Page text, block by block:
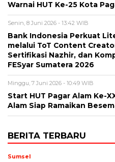
Warnai HUT Ke-25 Kota
Senin, 8 Juni 2026 - 13:42 WIB
Bank Indonesia Perkuat
melalui ToT Content
Sertifikasi Nazhir, dan
FESyar Sumatera 2026
Minggu, 7 Juni 2026 - 10:49 WIB
Start HUT Pagar Alam Ke-
Alam Siap Ramaikan
BERITA TERBARU
Sumsel